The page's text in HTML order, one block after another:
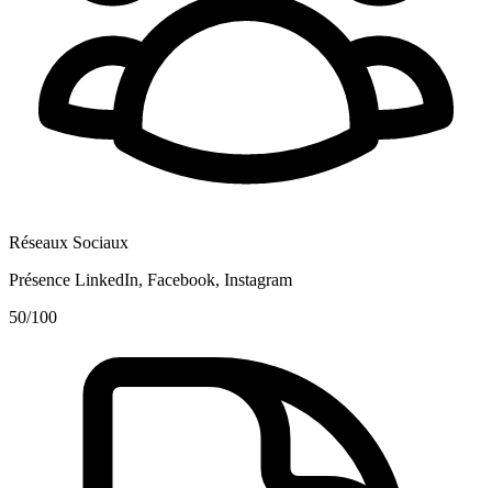
Réseaux Sociaux
Présence LinkedIn, Facebook, Instagram
50/100